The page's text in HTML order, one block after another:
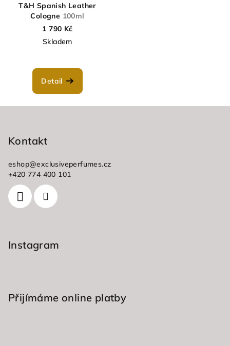
T&H Spanish Leather
Cologne 100ml
1 790 Kč
Skladem
Detail
Kontakt
eshop@exclusiveperfumes.cz
+420 774 400 101
Instagram
Přijímáme online platby